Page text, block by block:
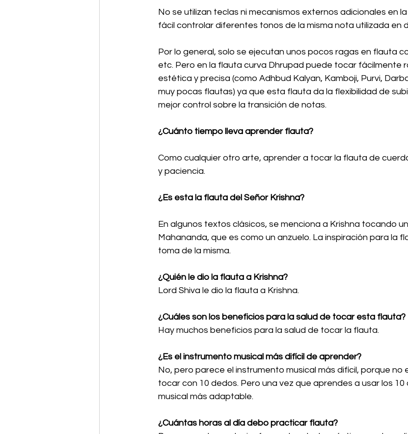
No se utilizan teclas ni mecanismos externos adicionales en
fácil controlar diferentes tonos de la misma nota utilizada en
Por lo general, solo se ejecutan unos pocos ragas en flauta
etc. Pero en la flauta curva Dhrupad puede tocar fácilmente
estética y precisa (como Adhbud Kalyan, Kamboji, Purvi,
muy pocas flautas) ya que esta flauta da la flexibilidad de
mejor control sobre la transición de notas.
¿Cuánto tiempo lleva aprender flauta?
Como cualquier otro arte, aprender a tocar la flauta de
y paciencia.
¿Es esta la flauta del Señor Krishna?
En algunos textos clásicos, se menciona a Krishna tocando
Mahananda, que es como un anzuelo. La inspiración para la
toma de la misma.
¿Quién le dio la flauta a Krishna?
Lord Shiva le dio la flauta a Krishna.
¿Cuáles son los beneficios para la salud de tocar esta flauta?
Hay muchos beneficios para la salud de tocar la flauta.
¿Es el instrumento musical más difícil de aprender?
No, pero parece el instrumento musical más difícil, porque
tocar con 10 dedos. Pero una vez que aprendes a usar los
musical más adaptable.
¿Cuántas horas al día debo practicar flauta?